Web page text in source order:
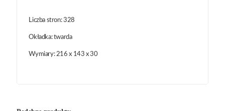
Liczba stron: 328
Okładka: twarda
Wymiary: 216 x 143 x 30